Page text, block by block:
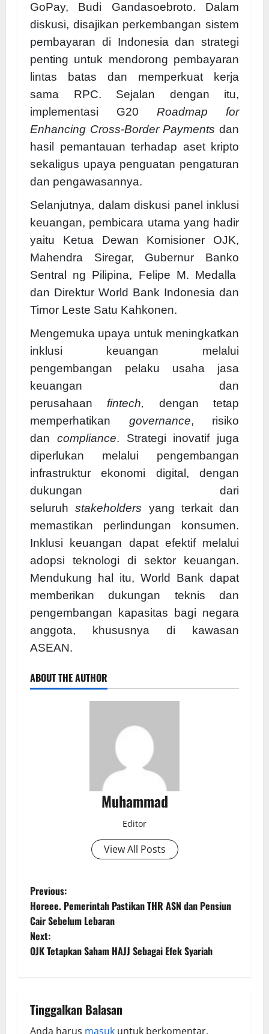
GoPay, Budi Gandasoebroto. Dalam
diskusi, disajikan perkembangan sistem
pembayaran di Indonesia dan strategi
penting untuk mendorong pembayaran
lintas batas dan memperkuat kerja
sama RPC. Sejalan dengan itu,
implementasi G20 Roadmap for
Enhancing Cross-Border Payments dan
hasil pemantauan terhadap aset kripto
sekaligus upaya penguatan pengaturan
dan pengawasannya.
Selanjutnya, dalam diskusi panel inklusi
keuangan, pembicara utama yang hadir
yaitu Ketua Dewan Komisioner OJK,
Mahendra Siregar, Gubernur Banko
Sentral ng Pilipina, Felipe M. Medalla
dan Direktur World Bank Indonesia dan
Timor Leste Satu Kahkonen.
Mengemuka upaya untuk meningkatkan
inklusi keuangan melalui
pengembangan pelaku usaha jasa
keuangan dan
perusahaan fintech, dengan tetap
memperhatikan governance, risiko
dan compliance. Strategi inovatif juga
diperlukan melalui pengembangan
infrastruktur ekonomi digital, dengan
dukungan dari
seluruhstakeholders yang terkait dan
memastikan perlindungan konsumen.
Inklusi keuangan dapat efektif melalui
adopsi teknologi di sektor keuangan.
Mendukung hal itu, World Bank dapat
memberikan dukungan teknis dan
pengembangan kapasitas bagi negara
anggota, khususnya di kawasan
ASEAN.
ABOUT THE AUTHOR
Muhammad
Editor
View All Posts
Previous:
Horeee. Pemerintah Pastikan THR ASN dan Pensiun
Cair Sebelum Lebaran
Next:
OJK Tetapkan Saham HAJJ Sebagai Efek Syariah
Tinggalkan Balasan
Anda harus masuk untuk berkomentar.